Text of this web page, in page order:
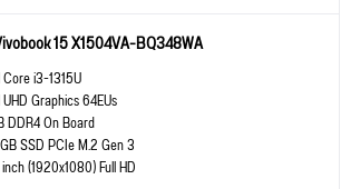
15 X1504VA-BQ348WA
i3-1315U
Graphics 64EUs
DDR4 On Board
SSD PCIe M.2 Gen 3
(1920x1080) Full HD